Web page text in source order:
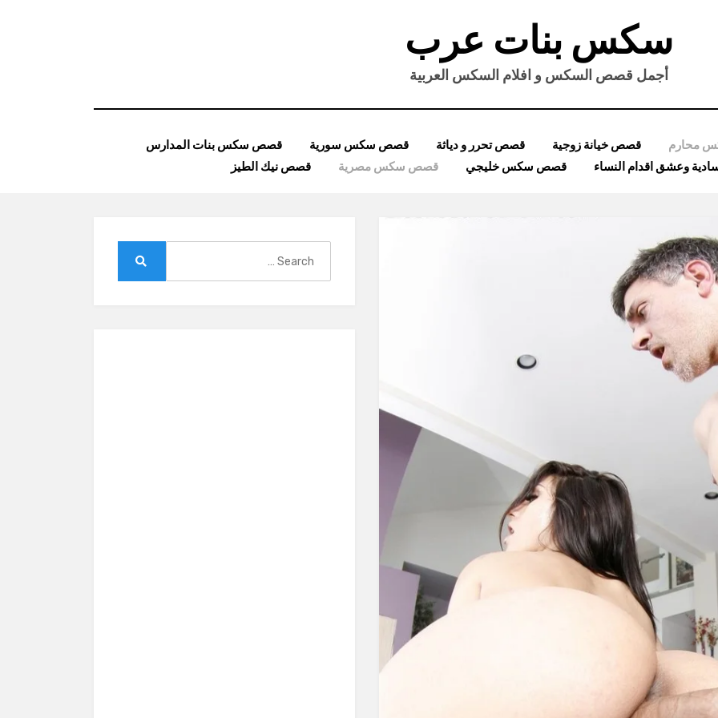
سكس بنات عرب
أجمل قصص السكس و افلام السكس العربية
محارم قصص خيانة زوجية قصص تحرر و دياثة قصص سكس سورية
قصص سكس بنات المدارس
وعشق اقدام النساء
قصص سكس خليجي قصص سكس مصرية قصص نيك الطيز